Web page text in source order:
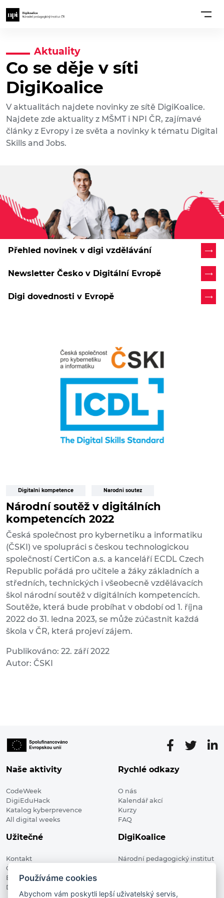
Aktuality
Co se děje v síti
DigiKoalice
V aktualitách najdete novinky ze sítě DigiKoalice.
Najdete zde aktuality z MŠMT i NPI ČR, zajímavé
články z Evropy i ze světa a novinky k tématu Digital
Skills and Jobs.
Přehled novinek v digi vzdělávání
Newsletter Česko v Digitální Evropě
Digi dovednosti v Evropě
Digitalni kompetence Narodni soutez
Národní soutěž v digitálních
kompetencích 2022
Česká společnost pro kybernetiku a informatiku
(ČSKI) ve spolupráci s českou technologickou
společností CertiCon a.s. a kanceláří ECDL Czech
Republic pořádá pro učitele a žáky základních a
středních, technických i všeobecně vzdělávacích
škol národní soutěž v digitálních kompetencích.
Soutěže, která bude probíhat v období od 1. října
2022 do 31. ledna 2023, se může zúčastnit každá
škola v ČR, která projeví zájem.
Publikováno: 22. září 2022
Autor: ČSKI
Naše aktivity
CodeWeek
DigiEduHack
Katalog kyberprevence
All digital weeks
Rychlé odkazy
O nás
Kalendář akcí
Kurzy
FAQ
Užitečné
Kontakt
Členské organizace
Blog
Digitalizace ve vzdělávání
DigiKoalice
Národní pedagogický institut
Používáme cookies
Abychom vám poskytli lepší uživatelský servis,